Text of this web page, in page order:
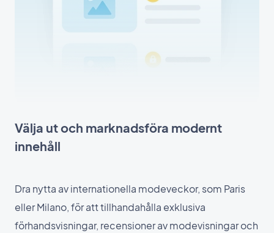
Välja ut och marknadsföra modernt
innehåll
Dra nytta av internationella modeveckor, som Paris
eller Milano, för att tillhandahålla exklusiva
förhandsvisningar, recensioner av modevisningar och